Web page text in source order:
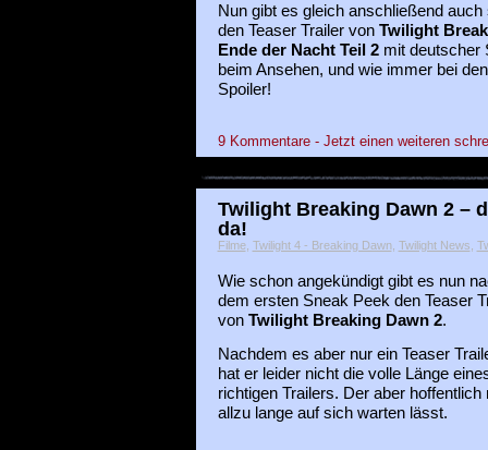
Nun gibt es gleich anschließend auch
den Teaser Trailer von Twilight
Ende der Nacht Teil 2mit deutscher
beim Ansehen, und wie immer bei
Spoiler!
9 Kommentare - Jetzt einen weiteren
Twilight Breaking Dawn 2 –
da!
Filme, Twilight 4 - Breaking Dawn, Twilight News
Wie schon angekündigt gibt es nun
dem ersten Sneak Peek den Teaser
von Twilight Breaking Dawn 2.
Nachdem es aber nur ein Teaser
hat er leider nicht die volle Länge
richtigen Trailers. Der aber hoffentlich
allzu lange auf sich warten lässt.